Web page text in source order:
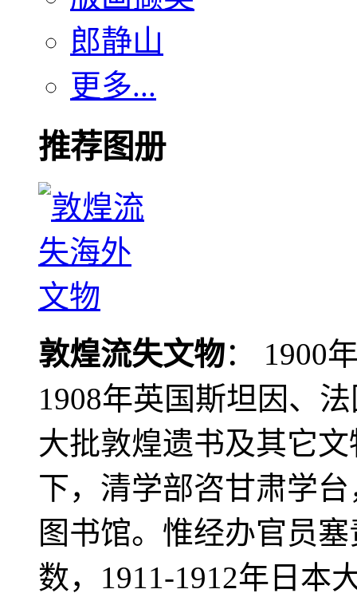
郎静山
更多...
推荐图册
敦煌流失文物： 1900
1908年英国斯坦因、
大批敦煌遗书及其它
下，清学部咨甘肃学
图书馆。惟经办官员
数，1911-1912年日本